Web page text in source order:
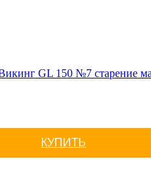
GL 150 №7 старение
КУПИТЬ